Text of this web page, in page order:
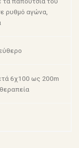
ρυθμό αγώνα,
6χ100 ως 200m